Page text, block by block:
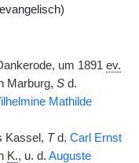
um 1891 ev.
Marburg, S d.
Mathilde
Kassel, Td. Carl Ernst
K., u. d. Auguste